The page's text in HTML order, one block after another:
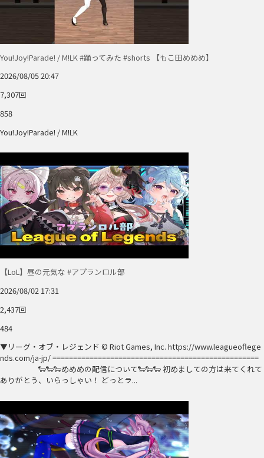
You!Joy!Parade! / M!LK #踊ってみた #shorts 【もこ田めめめ】
2026/08/05 20:47
7,307回
858
You!Joy!Parade! / M!LK
【LoL】昼の元気な #アプランロル部
2026/08/02 17:31
2,437回
484
▼リーグ・オブ・レジェンド © Riot Games, Inc. https://www.leagueoflege
nds.com/ja-jp/ ==================================================
🐑🐑🐑めめめの配信について🐑🐑🐑 初めましての方は来てくれて
ありがとう、いらっしゃい！ どっとラ...